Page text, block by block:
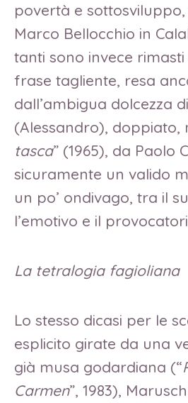
povertà e
Marco Bellocchio in
tanti sono invece
frase tagliente, resa
dall’ambigua dolcezza
(Alessandro), doppiato,
tasca” (1965), da Paolo
sicuramente un valido
un po’ ondivago, tra il
l’emotivo e il
La tetralogia fagioliana
Lo stesso dicasi per le
esplicito girate da una
già musa godardiana (“
Carmen”, 1983),